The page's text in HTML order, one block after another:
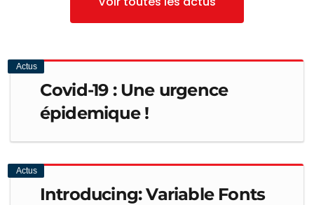
Actus
Covid-19 : Une urgence
épidemique !
Actus
Introducing: Variable Fonts